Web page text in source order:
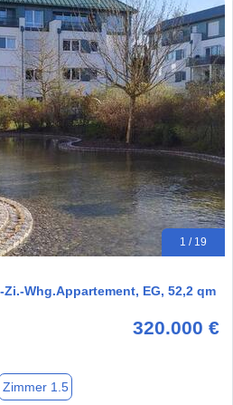
1 / 19
Whg.Appartement, EG, 52,2 qm
320.000 €
Zimmer 1.5